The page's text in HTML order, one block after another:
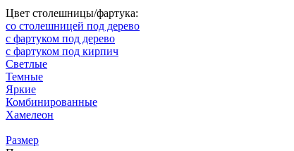
Цвет столешницы/фартука:
со столешницей под дерево
с фартуком под дерево
с фартуком под кирпич
Светлые
Темные
Яркие
Комбинированные
Хамелеон
Размер